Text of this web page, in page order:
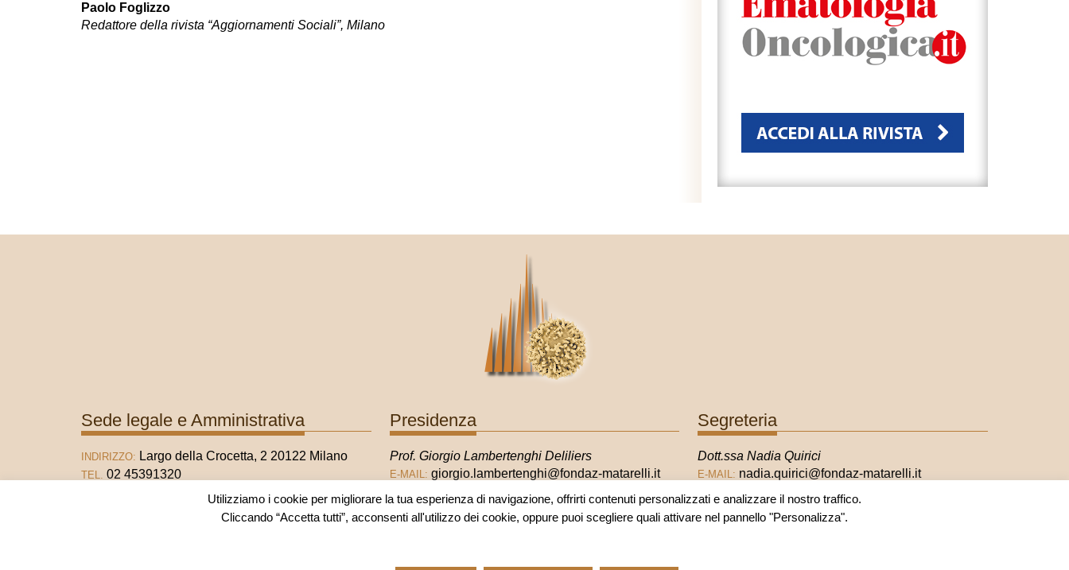
Paolo Foglizzo
Redattore della rivista “Aggiornamenti Sociali”, Milano
Sede legale e Amministrativa
INDIRIZZO: Largo della Crocetta, 2 20122 Milano
TEL. 02 45391320
info@fondazionematarelli.it
Presidenza
Prof. Giorgio Lambertenghi Deliliers
E-MAIL: giorgio.lambertenghi@fondaz-matarelli.it
Segreteria
Dott.ssa Nadia Quirici
E-MAIL: nadia.quirici@fondaz-matarelli.it
Utilizziamo i cookie per migliorare la tua esperienza di navigazione, offrirti contenuti personalizzati e analizzare il nostro traffico.
Cliccando “Accetta tutti”, acconsenti all'utilizzo dei cookie, oppure puoi scegliere quali attivare nel pannello "Personalizza".